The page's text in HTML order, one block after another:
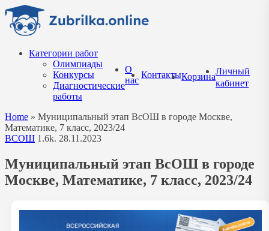
Перейти
содержанию
Категории работ
Олимпиады
Конкурсы
Диагностические
работы
О
нас
КонтактыКорзина
Личный
кабинет
Home » Муниципальный этап ВсОШ в городе Москве,
Математике, 7 класс, 2023/24
ВСОШ 1.6k. 28.11.2023
Муниципальный этап ВсОШ в городе
Москве, Математике, 7 класс, 2023/24